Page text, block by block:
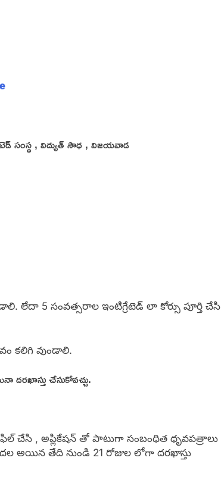
సంస్థ , విద్యుత్ సౌధ , విజయవాడ
లేదా 5 సంవత్సరాల ఇంటిగ్రేటెడ్ లా కోర్సు పూర్తి చేసి
కలిగి వుండాలి.
చేసుకోవచ్చు.
చేసి , అప్లికేషన్ తో పాటుగా సంబంధిత ధృవపత్రాలు
అయిన తేది నుండి 21 రోజుల లోగా దరఖాస్తు